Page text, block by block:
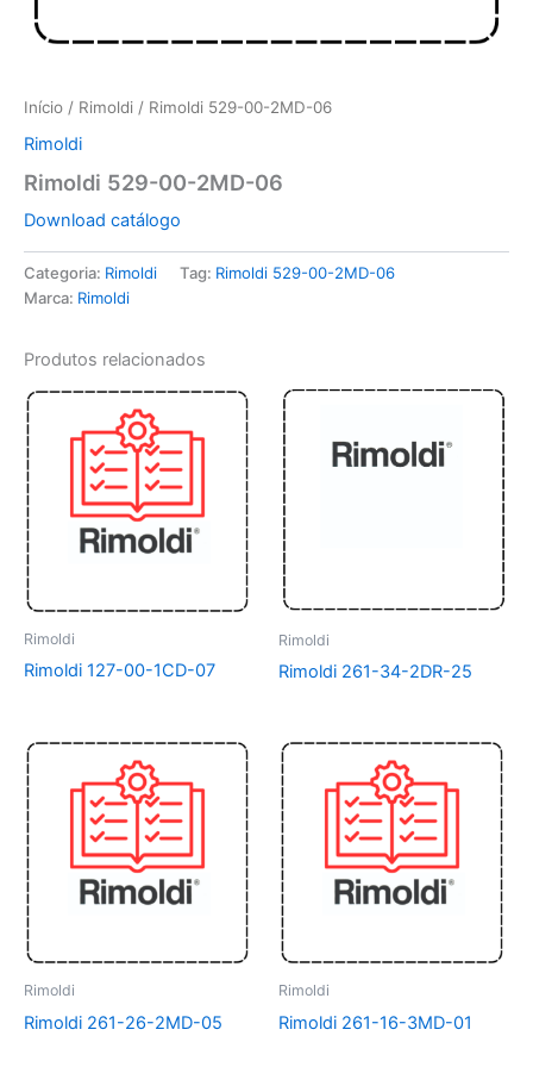
Início / Rimoldi / Rimoldi 529-00-2MD-06
Rimoldi
Rimoldi 529-00-2MD-06
Download catálogo
Categoria: Rimoldi Tag: Rimoldi 529-00-2MD-06
Marca: Rimoldi
Produtos relacionados
Rimoldi
Rimoldi 127-00-1CD-07
Rimoldi
Rimoldi 261-34-2DR-25
Rimoldi
Rimoldi 261-26-2MD-05
Rimoldi
Rimoldi 261-16-3MD-01